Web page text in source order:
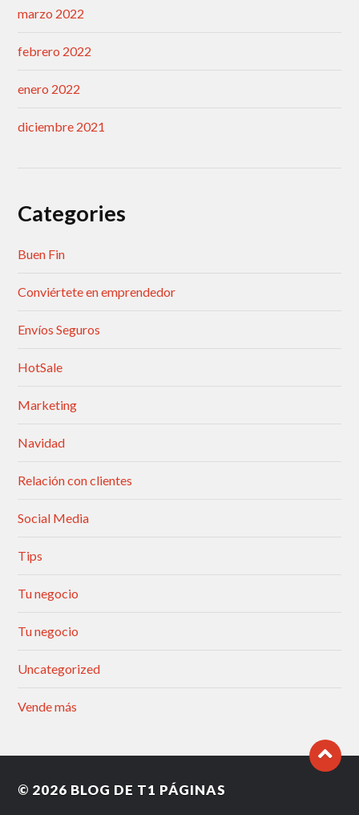
marzo 2022
febrero 2022
enero 2022
diciembre 2021
Categories
Buen Fin
Conviértete en emprendedor
Envíos Seguros
HotSale
Marketing
Navidad
Relación con clientes
Social Media
Tips
Tu negocio
Tu negocio
Uncategorized
Vende más
© 2026 BLOG DE T1 PÁGINAS